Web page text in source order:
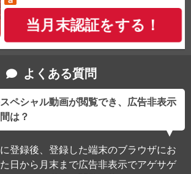
当月末認証をする！
よくある質問
ペシャル動画が閲覧でき、広告非表示
は？
登録後、登録した端末のブラウザにお
日から月末まで広告非表示でアゲサゲ